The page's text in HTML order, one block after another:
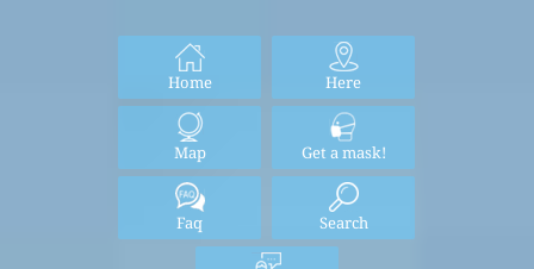
Home Here
Map Get a mask!
Faq Search